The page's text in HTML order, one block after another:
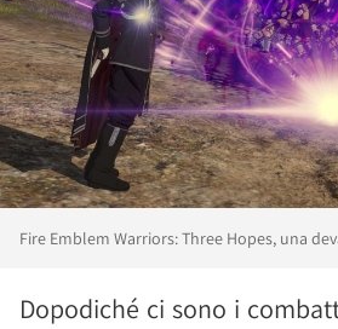
Fire Emblem Warriors: Three Hopes, una
Dopodiché ci sono i